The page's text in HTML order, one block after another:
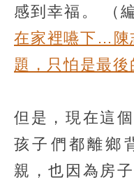
感到幸福。
（
在家裡嚥下…陳
題，只怕是最後
但是，現在這
孩子們都離鄉
親，也因為房